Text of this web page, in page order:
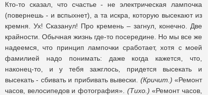
Кто-то сказал, что счастье - не электрическая лампочка
(повернешь - и вспыхнет), а та искра, которую высекают из
кремня. Ух! Сказанул! Про кремень – загнул, конечно. Две
крайности. Обычная жизнь где-то посередине. Но мы все же
надеемся, что принцип лампочки сработает, хотя с моей
фамилией надо понимать: даже когда кажется, что,
наконец-то, и у тебя зажглось, придется высекать и
высекать - сбивать и прибивать вывески. (Кричит.) «Ремонт
часов, велосипедов и фотография». (Тихо.) «Ремонт часов,